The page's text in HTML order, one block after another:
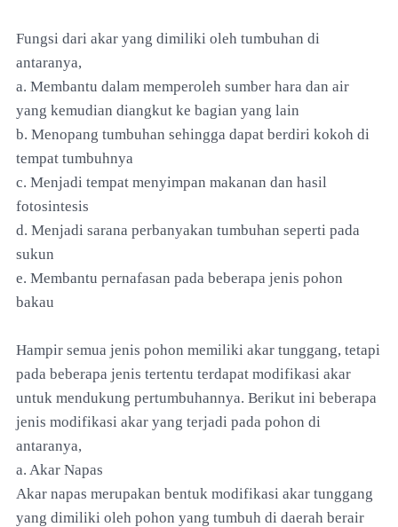
Fungsi dari akar yang dimiliki oleh tumbuhan di
antaranya,
a. Membantu dalam memperoleh sumber hara dan air
yang kemudian diangkut ke bagian yang lain
b. Menopang tumbuhan sehingga dapat berdiri kokoh di
tempat tumbuhnya
c. Menjadi tempat menyimpan makanan dan hasil
fotosintesis
d. Menjadi sarana perbanyakan tumbuhan seperti pada
sukun
e. Membantu pernafasan pada beberapa jenis pohon
bakau
Hampir semua jenis pohon memiliki akar tunggang, tetapi
pada beberapa jenis tertentu terdapat modifikasi akar
untuk mendukung pertumbuhannya. Berikut ini beberapa
jenis modifikasi akar yang terjadi pada pohon di
antaranya,
a. Akar Napas
Akar napas merupakan bentuk modifikasi akar tunggang
yang dimiliki oleh pohon yang tumbuh di daerah berair